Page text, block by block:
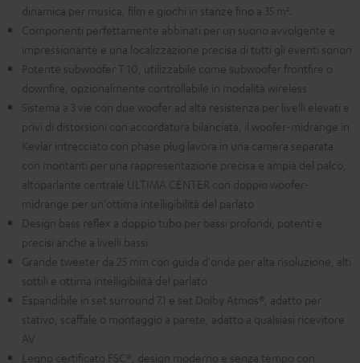
dinamica per musica, film e giochi in stanze fino a 35 m².
Componenti perfettamente abbinati per un suono avvolgente e
impressionante e una localizzazione precisa di tutti gli eventi sonori
Potente subwoofer T 10, utilizzabile come subwoofer frontfire o
downfire, opzionalmente controllabile in modalità wireless
Sistema a 3 vie con due woofer ad alta resistenza per livelli elevati e
privi di distorsioni con accordatura bilanciata, il woofer-midrange in
Kevlar intrecciato con phase plug lavora in una camera separata
con montanti per una rappresentazione precisa e ampia del palco,
altoparlante centrale ULTIMA CENTER con doppio woofer-
midrange per un'ottima intelligibilità del parlato
Design bass reflex a doppio tubo per bassi profondi, potenti e
precisi anche a livelli bassi
Grande tweeter da 25 mm con guida d'onda per alta risoluzione, alti
sottili e ottima intelligibilità del parlato
Espandibile in set surround 7.1 e set Dolby Atmos®, adatto per
stativo, scaffale o montaggio a parete, adatto a qualsiasi ricevitore
AV
Legno certificato FSC®, design moderno e senza tempo con